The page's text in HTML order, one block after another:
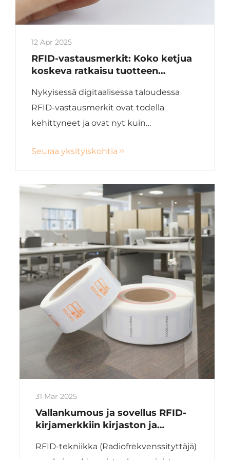
12 Apr 2025
RFID-vastausmerkit: Koko ketjua
koskeva ratkaisu tuotteen
Nykyisessä digitaalisessa taloudessa
RFID-vastausmerkit ovat todella
kehittyneet ja ovat nyt kuin
yksinkertaisia tuotetunnisteita, vaan
tuote-ID:tä", jotka tekevät kaiken: ne
estävät väärentämistä, ...
Seuraa yksityiskohtia
31 Mar 2025
Vallankumous ja sovellus RFID-
kirjamerkkiin kirjaston ja
RFID-tekniikka (Radiofrekvenssityttäjä)